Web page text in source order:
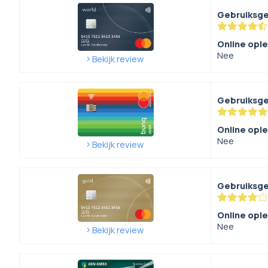
Bekijk review
Online
Nee
Bekijk review
Online
Nee
Bekijk review
Online
Nee